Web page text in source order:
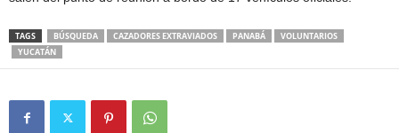
TAGS BÚSQUEDA CAZADORES EXTRAVIADOS PANABÁ
VOLUNTARIOS
YUCATÁN